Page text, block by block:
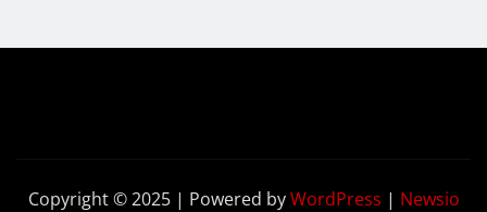
Copyright © 2025 | Powered byWordPress | Newsio